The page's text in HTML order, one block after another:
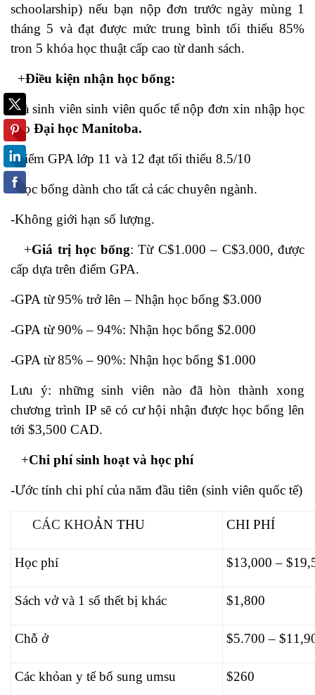
schoolarship) nếu bạn nộp đơn trước ngày mùng 1
tháng 5 và đạt được mức trung bình tối thiểu 85%
tron 5 khóa học thuật cấp cao từ danh sách.
+Điều kiện nhận học bổng:
-Là sinh viên sinh viên quốc tế nộp đơn xin nhập học
vào Đại học Manitoba.
-Điểm GPA lớp 11 và 12 đạt tối thiểu 8.5/10
-Học bổng dành cho tất cả các chuyên ngành.
-Không giới hạn số lượng.
+Giá trị học bổng: Từ C$1.000 – C$3.000, được
cấp dựa trên điểm GPA.
-GPA từ 95% trở lên – Nhận học bổng $3.000
-GPA từ 90% – 94%: Nhận học bổng $2.000
-GPA từ 85% – 90%: Nhận học bổng $1.000
Lưu ý: những sinh viên nào đã hòn thành xong
chương trình IP sẽ có cư hội nhận được học bổng lên
tới $3,500 CAD.
+Chi phí sinh hoạt và học phí
-Ước tính chi phí của năm đầu tiên (sinh viên quốc tế)
CÁC KHOẢN THU CHI PHÍ
Học phí $13,000 –
Sách vở và 1 số thết bị khác $1,800
Chỗ ở $5.700 –
Các khỏan y tế bổ sung umsu $260